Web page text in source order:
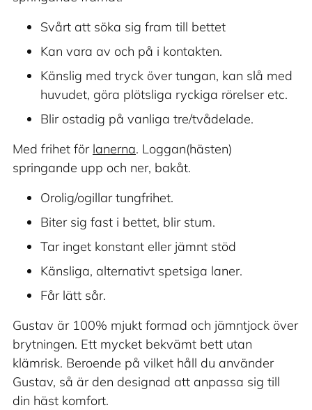
Svårt att söka sig fram till bettet
Kan vara av och på i kontakten.
Känslig med tryck över tungan, kan slå med
huvudet, göra plötsliga ryckiga rörelser etc.
Blir ostadig på vanliga tre/tvådelade.
Med frihet för lanerna. Loggan(hästen)
springande upp och ner, bakåt.
Orolig/ogillar tungfrihet.
Biter sig fast i bettet, blir stum.
Tar inget konstant eller jämnt stöd
Känsliga, alternativt spetsiga laner.
Får lätt sår.
Gustav är 100% mjukt formad och jämntjock över
brytningen. Ett mycket bekvämt bett utan
klämrisk. Beroende på vilket håll du använder
Gustav, så är den designad att anpassa sig till
din häst komfort.